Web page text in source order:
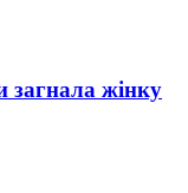
загнала жінку